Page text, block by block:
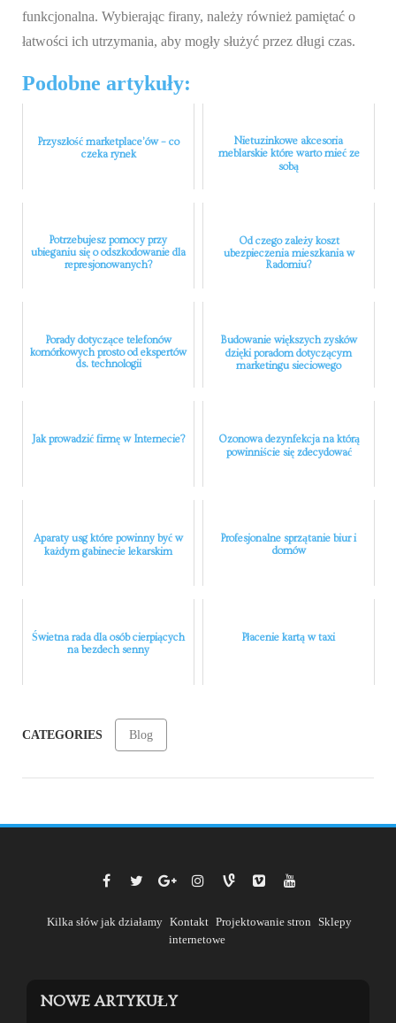
funkcjonalna. Wybierając firany, należy również pamiętać o
łatwości ich utrzymania, aby mogły służyć przez długi czas.
Podobne artykuły:
Przyszłość marketplace’ów – co
czeka rynek
Nietuzinkowe akcesoria
meblarskie które warto mieć ze
sobą
Potrzebujesz pomocy przy
ubieganiu się o odszkodowanie dla
represjonowanych?
Od czego zależy koszt
ubezpieczenia mieszkania w
Radomiu?
Porady dotyczące telefonów
komórkowych prosto od ekspertów
ds. technologii
Budowanie większych zysków
dzięki poradom dotyczącym
marketingu sieciowego
Jak prowadzić firmę w Internecie?
Ozonowa dezynfekcja na którą
powinniście się zdecydować
Aparaty usg które powinny być w
każdym gabinecie lekarskim
Profesjonalne sprzątanie biur i
domów
Świetna rada dla osób cierpiących
na bezdech senny
Płacenie kartą w taxi
CATEGORIES Blog
Kilka słów jak działamy Kontakt Projektowanie stron Sklepy
internetowe
NOWE ARTYKUŁY